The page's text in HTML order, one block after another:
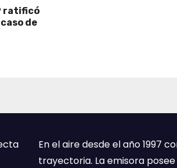
ratificó
de
En el aire desde el año 1997
trayectoria. La emisora